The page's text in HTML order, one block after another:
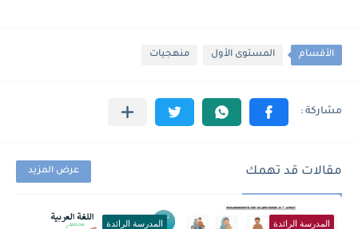
الأقسام المستوى الأول منهجيات
مقالات قد تهمك عرض المزيد
المدرسة الرائدة المدرسة الرائدة